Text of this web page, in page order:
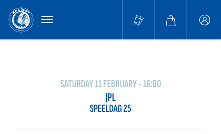
MENU
SATURDAY 11 FEBRUARY - 16:00
JPL
SPEELDAG 25